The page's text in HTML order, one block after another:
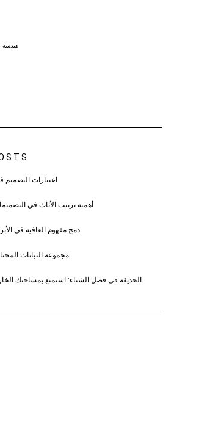
هندسة
اعتبارات التصميم
أهمية ترتيب الأثاث في
دمج مفهوم العافية في
مجموعة النباتات
الحديقة في فصل الشتاء: استمتع بمساحتك